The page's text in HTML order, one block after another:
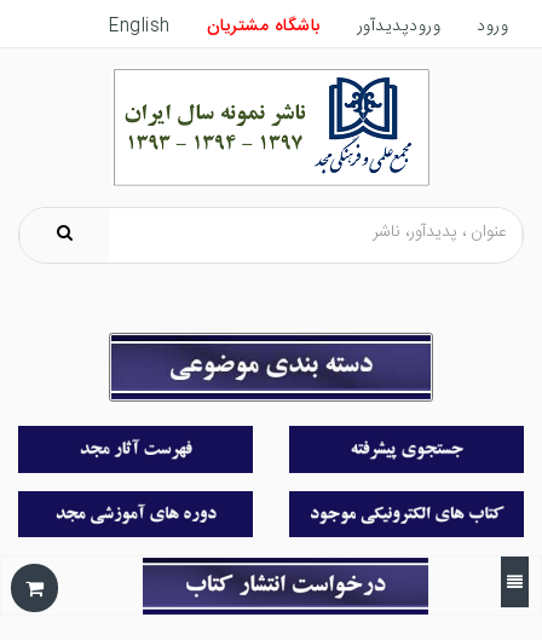
ورود ورودپدیدآور باشگاه مشتریان English